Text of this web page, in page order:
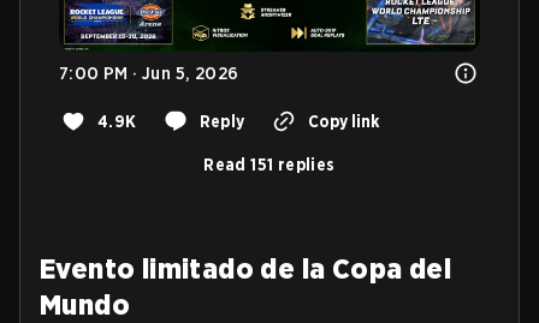
7:00 PM · Jun 5, 2026
4.9K Reply Copy link
Read 151 replies
Evento limitado de la Copa del
Mundo